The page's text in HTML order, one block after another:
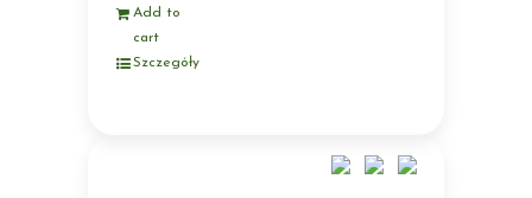
Add to
cart
Szczegóły